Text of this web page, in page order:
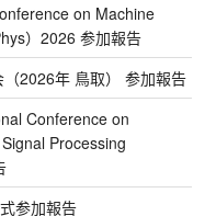
on Machine
）2026 参加報告
2026年 鳥取） 参加報告
Conference on
Processing
参加報告